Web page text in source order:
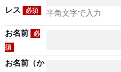
レス
必須 半角文字で入力
お名前
必
須
お名前（か